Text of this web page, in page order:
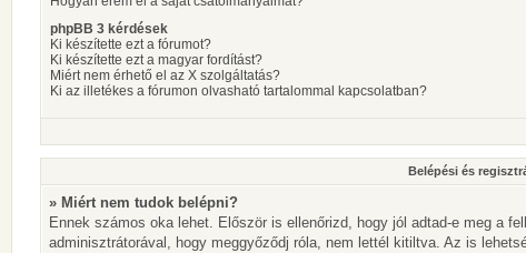
phpBB 3 kérdések
Ki készítette ezt a fórumot?
Ki készítette ezt a magyar fordítást?
Miért nem érhető el az X szolgáltatás?
Ki az illetékes a fórumon olvasható tartalommal kapcsolatban?
Belépési és
» Miért nem tudok belépni?
Ennek számos oka lehet. Először is ellenőrizd, hogy jól adtad-e meg a
adminisztrátorával, hogy meggyőződj róla, nem lettél kitiltva. Az is